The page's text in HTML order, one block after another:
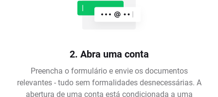
2. Abra uma conta
Preencha o formulário e envie os documentos
relevantes - tudo sem formalidades desnecessárias. A
abertura de uma conta está condicionada a uma